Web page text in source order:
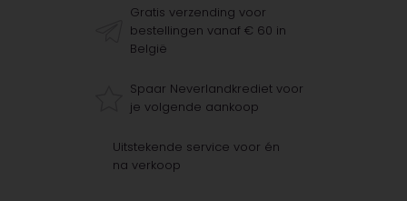
Gratis verzending voor
bestellingen vanaf € 60 in
België
Spaar Neverlandkrediet voor
je volgende aankoop
Uitstekende service voor én
na verkoop